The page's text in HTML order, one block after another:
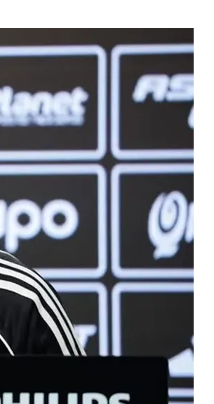
en el primer parcial. Sin embargo,
sus golpes y redujo los errores.
destacada victoria. Venía de
Svajda. El partido quedó
en el segundo, aumentó la
avanzó para enfrentar al campeón